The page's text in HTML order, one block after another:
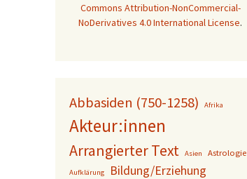
Commons Attribution-NonCommercial-
NoDerivatives 4.0 International License.
Abbasiden (750-1258) Afrika
Akteur:innen
Arrangierter Text Asien Astrologie
Aufklärung Bildung/Erziehung